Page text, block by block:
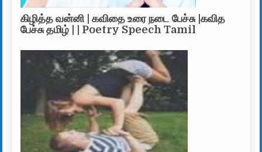
கிழித்த வன்னி | கவிதை உரை நடை பேச்சு |கவித
பேச்சு தமிழ் | | Poetry Speech Tamil